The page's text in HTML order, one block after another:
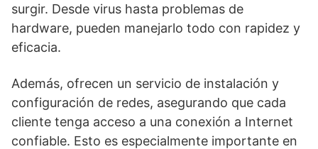
surgir. Desde virus hasta problemas de
hardware, pueden manejarlo todo con rapidez y
eficacia.
Además, ofrecen un servicio de instalación y
configuración de redes, asegurando que cada
cliente tenga acceso a una conexión a Internet
confiable. Esto es especialmente importante en